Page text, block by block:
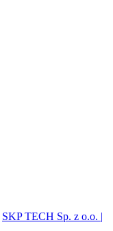
SKP TECH Sp. z o.o. |